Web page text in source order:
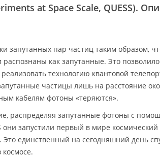
at Space Scale, QUESS).
запутанных пар частиц таким образом,
как запутанные. Это
технологию квантовой
частицы лишь на расстояние
кабелям фотоны «теряются».
распределяя запутанные фотоны с
они запустили первый в мире
единственный на сегодняшний день